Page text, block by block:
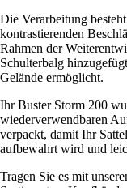
Die Verarbeitung
kontrastierenden
Rahmen der
Schulterbalg
Gelände ermöglicht.
Ihr Buster Storm 200
wiederverwendbaren
verpackt, damit Ihr
aufbewahrt wird und
Tragen Sie es mit